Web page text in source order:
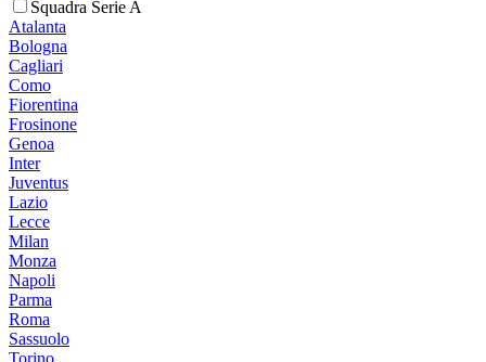
Squadra Serie A
Atalanta
Bologna
Cagliari
Como
Fiorentina
Frosinone
Genoa
Inter
Juventus
Lazio
Lecce
Milan
Monza
Napoli
Parma
Roma
Sassuolo
Torino